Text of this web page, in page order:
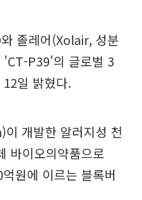
졸레어(Xolair, 성분
'CT-P39'의 글로벌 3
일 밝혔다.
개발한 알러지성 천
바이오의약품으로
원에 이르는 블록버